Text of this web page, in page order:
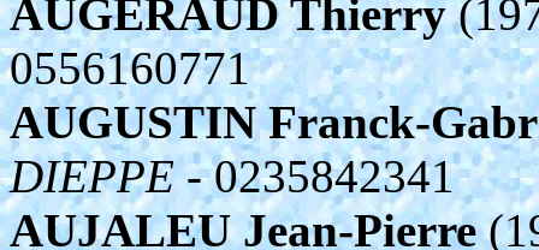
AUGERAUD Thierry
0556160771
AUGUSTIN Franck-
DIEPPE- 0235842341
AUJALEU Jean-Pierre